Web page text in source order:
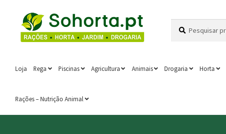
Ir
para
a
Saltar
para
o
por:
Loja Rega Piscinas Agricultura Animais Drogaria Horta
Rações – Nutrição Animal